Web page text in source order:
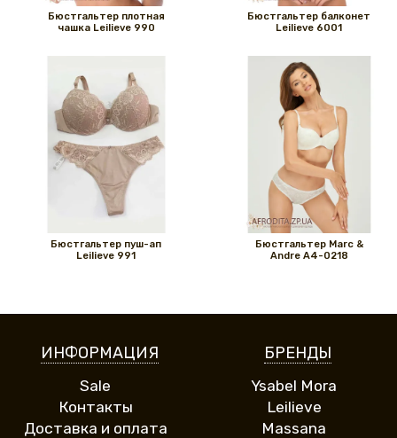
Бюстгальтер плотная
чашка Leilieve 990
Бюстгальтер балконет
Leilieve 6001
Бюстгальтер пуш-ап
Leilieve 991
Бюстгальтер Marc &
Andre A4-0218
ИНФОРМАЦИЯ
Sale
Контакты
Доставка и оплата
БРЕНДЫ
Ysabel Mora
Leilieve
Massana